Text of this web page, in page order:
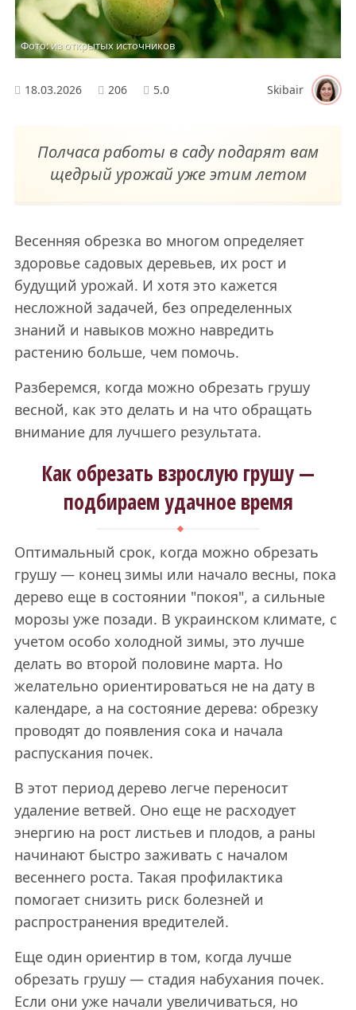
Фото: из открытых источников
18.03.2026 206 5.0 Skibair
Полчаса работы в саду подарят вам
щедрый урожай уже этим летом
Весенняя обрезка во многом определяет
здоровье садовых деревьев, их рост и
будущий урожай. И хотя это кажется
несложной задачей, без определенных
знаний и навыков можно навредить
растению больше, чем помочь.
Разберемся, когда можно обрезать грушу
весной, как это делать и на что обращать
внимание для лучшего результата.
Как обрезать взрослую грушу —
подбираем удачное время
Оптимальный срок, когда можно обрезать
грушу — конец зимы или начало весны, пока
дерево еще в состоянии "покоя", а сильные
морозы уже позади. В украинском климате, с
учетом особо холодной зимы, это лучше
делать во второй половине марта. Но
желательно ориентироваться не на дату в
календаре, а на состояние дерева: обрезку
проводят до появления сока и начала
распускания почек.
В этот период дерево легче переносит
удаление ветвей. Оно еще не расходует
энергию на рост листьев и плодов, а раны
начинают быстро заживать с началом
весеннего роста. Такая профилактика
помогает снизить риск болезней и
распространения вредителей.
Еще один ориентир в том, когда лучше
обрезать грушу — стадия набухания почек.
Если они уже начали увеличиваться, но